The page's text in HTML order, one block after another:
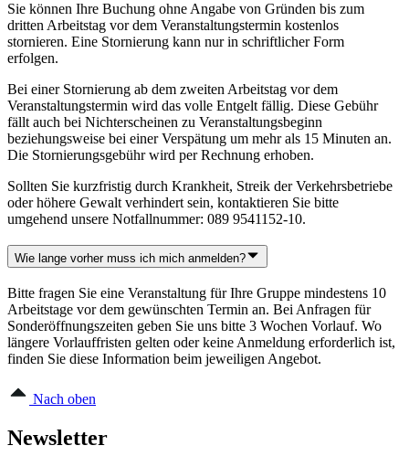
Sie können Ihre Buchung ohne Angabe von Gründen bis zum
dritten Arbeitstag vor dem Veranstaltungstermin kostenlos
stornieren. Eine Stornierung kann nur in schriftlicher Form
erfolgen.
Bei einer Stornierung ab dem zweiten Arbeitstag vor dem
Veranstaltungstermin wird das volle Entgelt fällig. Diese Gebühr
fällt auch bei Nichterscheinen zu Veranstaltungsbeginn
beziehungsweise bei einer Verspätung um mehr als 15 Minuten an.
Die Stornierungsgebühr wird per Rechnung erhoben.
Sollten Sie kurzfristig durch Krankheit, Streik der Verkehrsbetriebe
oder höhere Gewalt verhindert sein, kontaktieren Sie bitte
umgehend unsere Notfallnummer: 089 9541152-10.
Wie lange vorher muss ich mich anmelden?
Bitte fragen Sie eine Veranstaltung für Ihre Gruppe mindestens 10
Arbeitstage vor dem gewünschten Termin an. Bei Anfragen für
Sonderöffnungszeiten geben Sie uns bitte 3 Wochen Vorlauf. Wo
längere Vorlauffristen gelten oder keine Anmeldung erforderlich ist,
finden Sie diese Information beim jeweiligen Angebot.
Nach oben
Newsletter